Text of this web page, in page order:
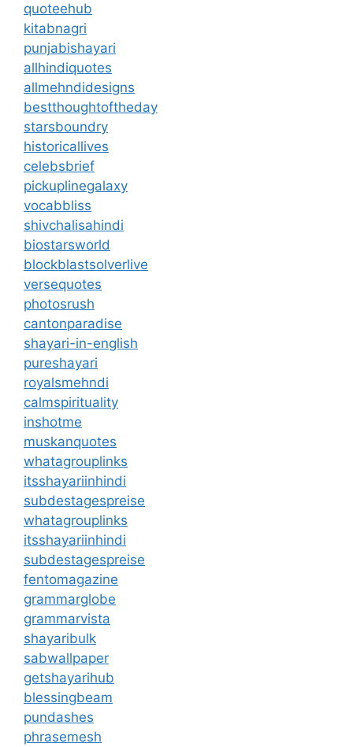
quoteehub
kitabnagri
punjabishayari
allhindiquotes
allmehndidesigns
bestthoughtoftheday
starsboundry
historicallives
celebsbrief
pickuplinegalaxy
vocabbliss
shivchalisahindi
biostarsworld
blockblastsolverlive
versequotes
photosrush
cantonparadise
shayari-in-english
pureshayari
royalsmehndi
calmspirituality
inshotme
muskanquotes
whatagrouplinks
itsshayariinhindi
subdestagespreise
whatagrouplinks
itsshayariinhindi
subdestagespreise
fentomagazine
grammarglobe
grammarvista
shayaribulk
sabwallpaper
getshayarihub
blessingbeam
pundashes
phrasemesh